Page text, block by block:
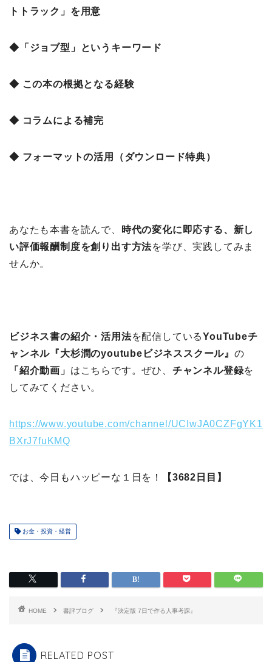
トトラック」を用意
◆「ジョブ型」というキーワード
◆ この本の根拠となる経験
◆ コラムによる補完
◆ フォーマットの活用（ダウンロード特典）
あなたも本書を読んで、
時代の変化に即応する、新し
い評価報酬制度を創り出す方法を学び、実践してみま
せんか。
ビジネス書の紹介・活用法を配信しているYouTubeチ
ャンネル『大杉潤のyoutubeビジネススクール』 の
「紹介動画」 はこちらです。ぜひ、 チャンネル登録を
してみてください。
https://www.youtube.com/channel/UCIwJA0CZFgYK1
BXrJ7fuKMQ
では、今日もハッピーな１日を！ 【3682日目】
お金・投資・経営
HOME 書評ブログ 『決定版 7日で作る人事考課』
RELATED POST